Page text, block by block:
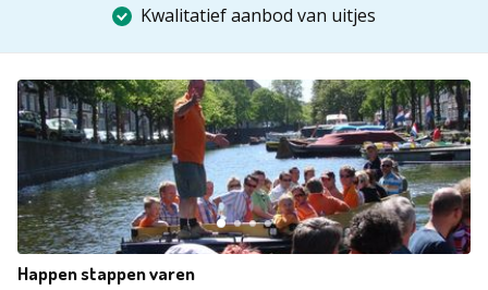
Kwalitatief aanbod van uitjes
Happen stappen varen